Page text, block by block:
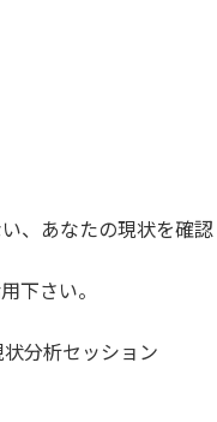
、あなたの現状を確認
下さい。
分析セッション